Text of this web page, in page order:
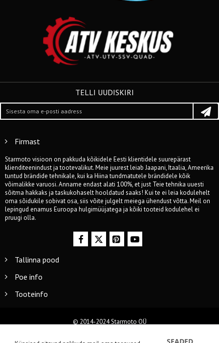
TELLI UUDISKIRI
Firmast
Starmoto visioon on pakkuda kõikidele Eesti klientidele suurepärast
klienditeenindust ja tootevalikut. Meie juurest leiab Jaapani, Itaalia, Ameerika
tuntud brändide tehnikale, kui ka Hiina tundmatutele brändidele kõik
võimalikke varuosi. Anname endast alati 100%, et just Teie tehnika uuesti
sõitma hakkaks ja taskukohaselt hooldatud saaks! Kui te ei leia kodulehelt
oma sõidukile sobivat osa, siis võite julgelt meiega ühendust võtta. Meil on
lepingud enamus Euroopa hulgimüüjatega ja kõiki tooteid kodulehel ei
pruugi olla.
Tallinna pood
Poe info
Tooteinfo
© 2014-2024 Starmoto OÜ